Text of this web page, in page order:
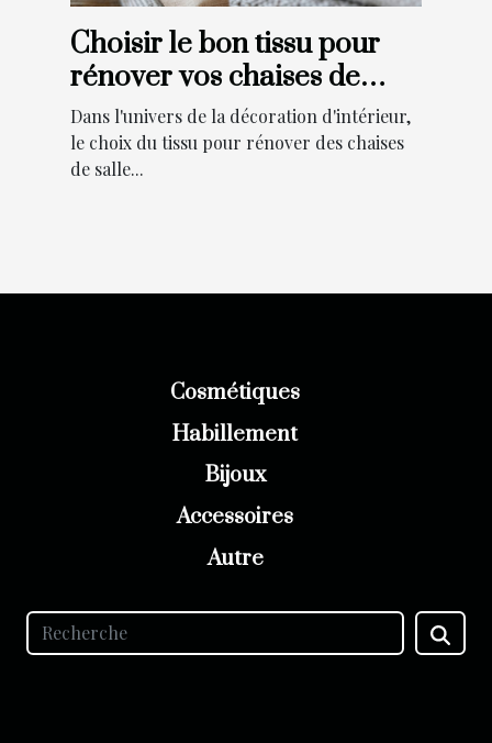
Choisir le bon tissu pour
rénover vos chaises de
salle à manger
Dans l'univers de la décoration d'intérieur,
le choix du tissu pour rénover des chaises
de salle...
Cosmétiques
Habillement
Bijoux
Accessoires
Autre